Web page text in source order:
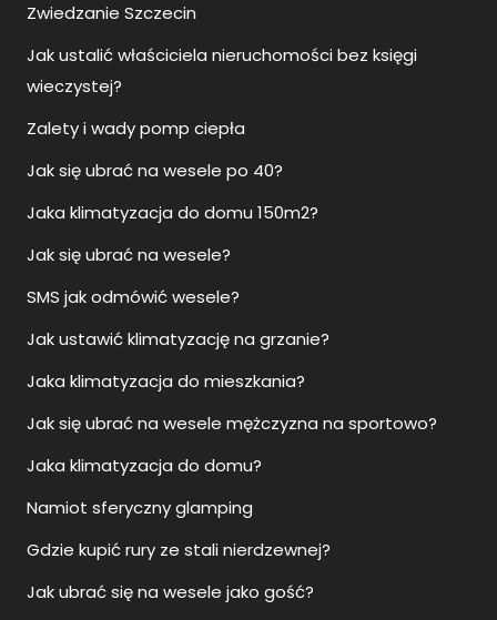
Zwiedzanie Szczecin
Jak ustalić właściciela nieruchomości bez księgi
wieczystej?
Zalety i wady pomp ciepła
Jak się ubrać na wesele po 40?
Jaka klimatyzacja do domu 150m2?
Jak się ubrać na wesele?
SMS jak odmówić wesele?
Jak ustawić klimatyzację na grzanie?
Jaka klimatyzacja do mieszkania?
Jak się ubrać na wesele mężczyzna na sportowo?
Jaka klimatyzacja do domu?
Namiot sferyczny glamping
Gdzie kupić rury ze stali nierdzewnej?
Jak ubrać się na wesele jako gość?